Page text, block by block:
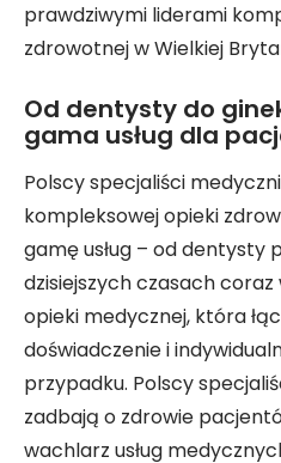
prawdziwymi liderami
zdrowotnej w Wielkiej
Od dentysty do
gama usług dla
Polscy specjaliści
kompleksowej opieki
gamę usług – od dentysty
dzisiejszych czasach
opieki medycznej, która
doświadczenie i
przypadku. Polscy
zadbają o zdrowie
wachlarz usług